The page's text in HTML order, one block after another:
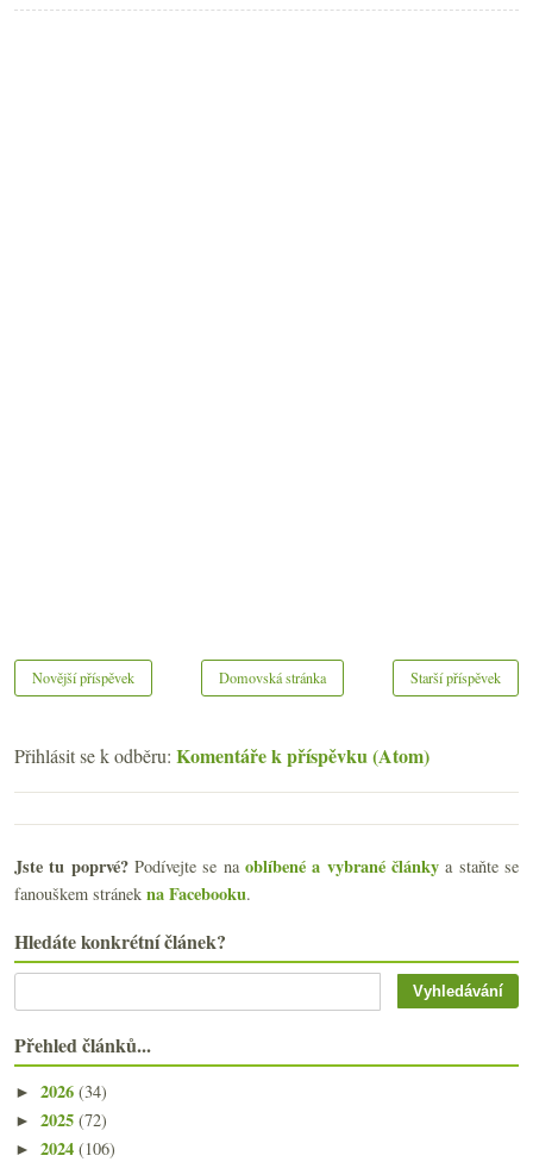
vinná jóga
pro vinaře
Novější příspěvek Starší příspěvek
Domovská stránka
Přihlásit se k odběru: Komentáře k příspěvku (Atom)
Jste tu poprvé?Podívejte se naoblíbené a vybrané články a staňte se
fanouškem stránek na Facebooku.
Hledáte konkrétní článek?
Přehled článků...
► 2026 (34)
► 2025 (72)
► 2024 (106)